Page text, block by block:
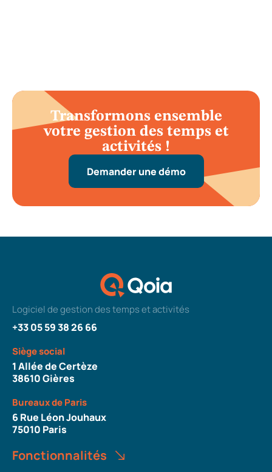
Transformons ensemble
votre gestion des temps et
activités !
Demander une démo
Logiciel de gestion des temps et activités
+33 05 59 38 26 66
Siège social
1 Allée de Certèze
38610 Gières
Bureaux de Paris
6 Rue Léon Jouhaux
75010 Paris
Fonctionnalités